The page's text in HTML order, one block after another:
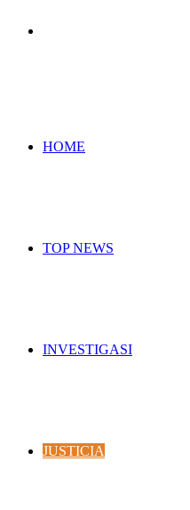
HOME
TOP NEWS
INVESTIGASI
JUSTICIA